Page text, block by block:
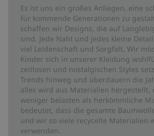
Es ist uns ein großes Anliegen, eine
für kommende Generationen zu
schaffen wir Designs, die auf
sind. Jede Naht und jedes kleine
viel Leidenschaft und Sorgfalt. Wir
Kinder sich in unserer Kleidung
zeitlosen und nostalgischen Styles
Trends hinweg und überdauern die
alles wird aus Materialien hergestellt,
weniger belasten als herkömmliche
bedeutet, dass die gesamte
und wir so viele recycelte Materialien
verwenden.